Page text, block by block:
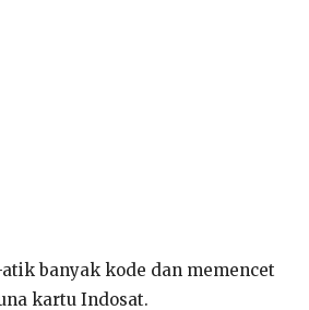
banyak kode dan memencet
kartu Indosat.